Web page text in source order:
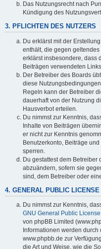
Das Nutzungsrecht nach
Kündigung des
3. PFLICHTEN DES NUTZERS
Du erklärst mit der
enthält, die gegen
erklärst insbesondere, dass
Beiträgen verwendeten
Der Betreiber des Boards
diese
Regeln kann der Betreiber
dauerhaft von der Nutzung
Hausverbot erteilen.
Du nimmst zur Kenntnis,
Inhalte von Beiträgen
er nicht zur Kenntnis
Benutzerkonto, Beiträge
sperren.
Du gestattest dem Betreiber
abzuändern, sofern sie
sind, dem Betreiber oder
4. GENERAL PUBLIC LICENSE
Du nimmst zur Kenntnis,
GNU General Public License
von phpBB Limited
Informationen werden
www.phpbb.de zur
die Art und Weise, wie die